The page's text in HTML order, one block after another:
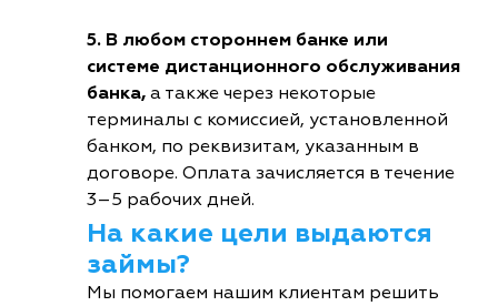
5. В любом стороннем банке или
системе дистанционного обслуживания
банка, а также через некоторые
терминалы с комиссией, установленной
банком, по реквизитам, указанным в
договоре. Оплата зачисляется в течение
3–5 рабочих дней.
На какие цели выдаются
займы?
Мы помогаем нашим клиентам решить